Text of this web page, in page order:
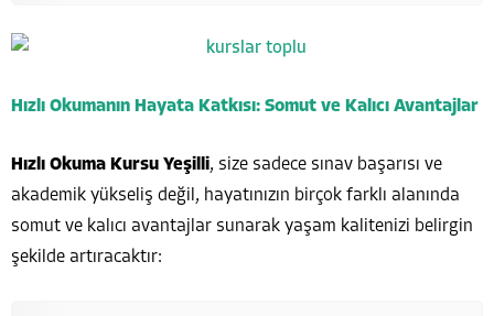
Hızlı Okumanın Hayata Katkısı: Somut ve Kalıcı Avantajlar
Hızlı Okuma Kursu Yeşilli, size sadece sınav başarısı ve
akademik yükseliş değil, hayatınızın birçok farklı alanında
somut ve kalıcı avantajlar sunarak yaşam kalitenizi belirgin
şekilde artıracaktır: